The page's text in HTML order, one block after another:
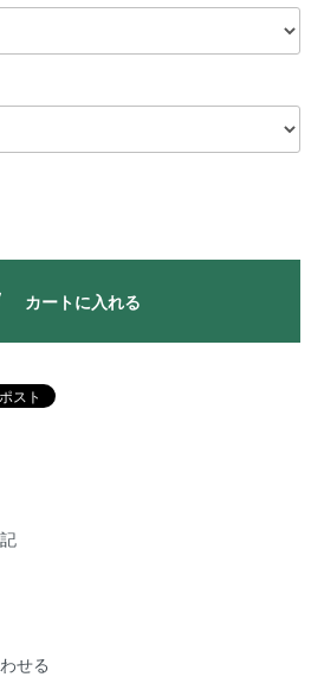
カートに入れる
せる